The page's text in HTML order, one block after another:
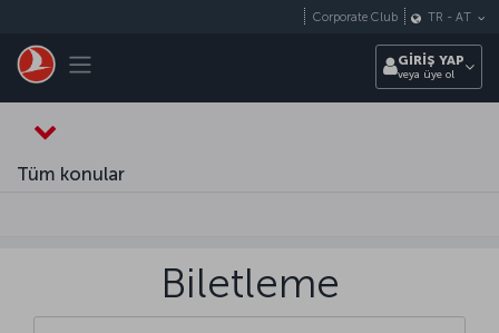
Toggle navigation
Corporate Club TR - AT
GİRİŞ YAP
veya üye ol
Tüm konular
Biletleme